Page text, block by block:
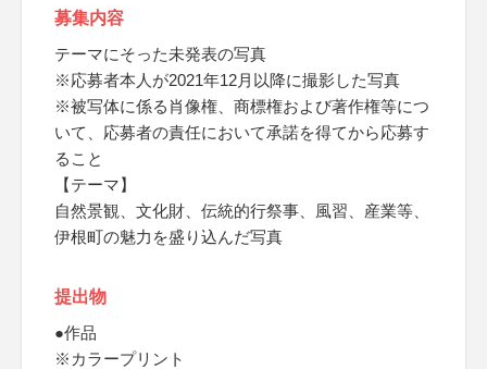
募集内容
テーマにそった未発表の写真
※応募者本人が2021年12月以降に撮影した写真
※被写体に係る肖像権、商標権および著作権等につ
いて、応募者の責任において承諾を得てから応募す
ること
【テーマ】
自然景観、文化財、伝統的行祭事、風習、産業等、
伊根町の魅力を盛り込んだ写真
提出物
●作品
※カラープリント